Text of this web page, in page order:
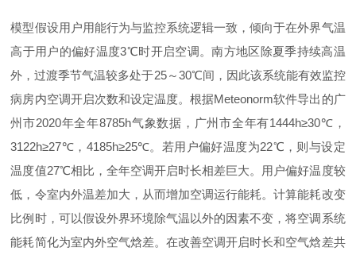
模型假设用户用能行为与监控系统逻辑一致，倾向于在外界气温
高于用户的偏好温度3℃时开启空调。南方地区除夏季持续高温
外，过渡季节气温较多处于25～30℃间，因此该系统能有效监控
病房内空调开启次数和设定温度。根据Meteonorm软件导出的广
州市2020年全年8785h气象数据，广州市全年有1444h≥30℃ ，
3122h≥27℃ ， 4185h≥25℃。若用户偏好温度为22℃ ，则与设定
温度值27℃相比，全年空调开启时长相差巨大。用户偏好温度较
低，令室内外温差加大，从而增加空调运行能耗。计算能耗改变
比例时，可以假设外界环境除气温以外的因素不变，将空调系统
能耗简化为室内外空气焓差。在改善空调开启时长和空气焓差共